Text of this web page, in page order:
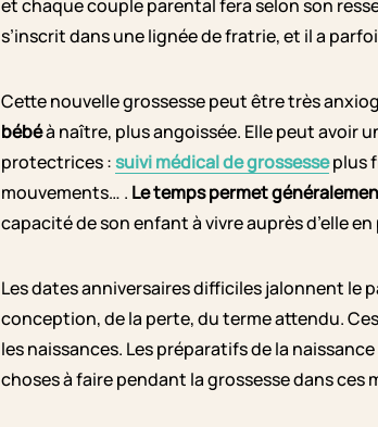
et chaque couple parental fera selon son
s’inscrit dans une lignée de fratrie, et il a
Cette nouvelle grossesse peut être très
bébéà naître, plus angoissée. Elle peut avoir
protectrices :suivi médical de grossesseplus
mouvements… . Le temps permet
capacité de son enfant à vivre auprès d’elle
Les dates anniversaires difficiles jalonnent le
conception, de la perte, du terme attendu.
les naissances. Les préparatifs de la
choses à faire pendant la grossesse dans ces